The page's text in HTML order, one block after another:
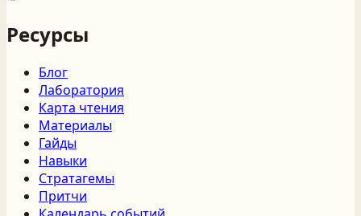
Ресурсы
Блог
Лаборатория
Карта чтения
Материалы
Гайды
Навыки
Стратагемы
Притчи